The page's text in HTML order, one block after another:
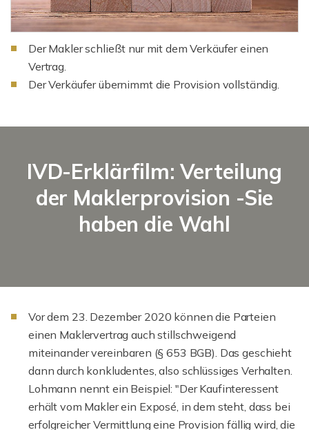
Der Makler schließt nur mit dem Verkäufer einen
Vertrag.
Der Verkäufer übernimmt die Provision vollständig.
IVD-Erklärfilm: Verteilung
der Maklerprovision -Sie
haben die Wahl
Vor dem 23. Dezember 2020 können die Parteien
einen Maklervertrag auch stillschweigend
miteinander vereinbaren (§ 653 BGB). Das geschieht
dann durch konkludentes, also schlüssiges Verhalten.
Lohmann nennt ein Beispiel: "Der Kaufinteressent
erhält vom Makler ein Exposé, in dem steht, dass bei
erfolgreicher Vermittlung eine Provision fällig wird, die